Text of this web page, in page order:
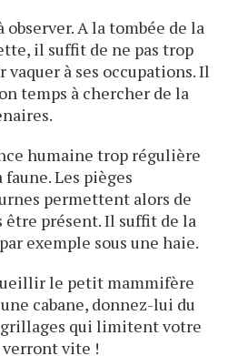
A la tombée de la
il suffit de ne pas trop
à ses occupations. Il
temps à chercher de la
humaine trop régulière
Les pièges
permettent alors de
présent. Il suffit de la
exemple sous une haie.
le petit mammifère
cabane, donnez-lui du
qui limitent votre
verront vite !